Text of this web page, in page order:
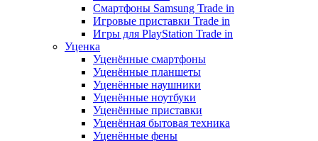
Смартфоны Samsung Trade in
Игровые приставки Trade in
Игры для PlayStation Trade in
Уценка
Уценённые смартфоны
Уценённые планшеты
Уценённые наушники
Уценённые ноутбуки
Уценённые приставки
Уценённая бытовая техника
Уценённые фены